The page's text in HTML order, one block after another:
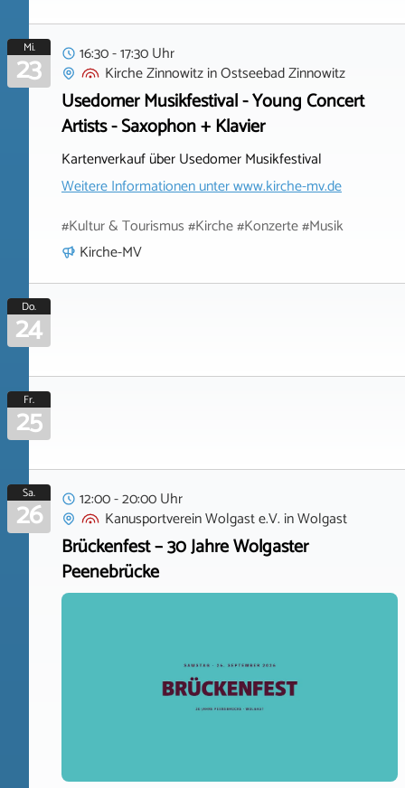
Mi.
23
16:30 - 17:30 Uhr
Kirche ZinnowitzinOstseebad Zinnowitz
Usedomer Musikfestival - Young Concert
Artists - Saxophon + Klavier
Kartenverkauf über Usedomer Musikfestival
Weitere Informationen unterwww.kirche-mv.de
#Kultur & Tourismus #Kirche #Konzerte #Musik
Kirche-MV
Do.
24
Fr.
25
Sa.
26
12:00 - 20:00 Uhr
Kanusportverein Wolgast e.V. inWolgast
Brückenfest – 30 Jahre Wolgaster
Peenebrücke